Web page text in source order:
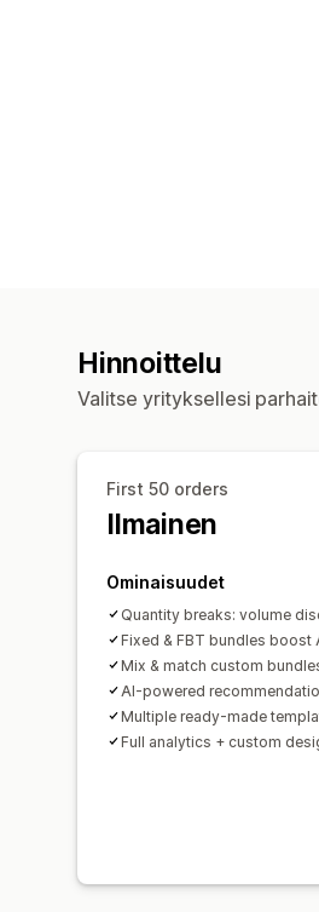
Hinnoittelu
Valitse yrityksellesi
First 50 orders
Ilmainen
Ominaisuudet
Quantity breaks: volume
Fixed & FBT bundles boost
Mix & match custom
AI-powered
Multiple ready-made
Full analytics + custom